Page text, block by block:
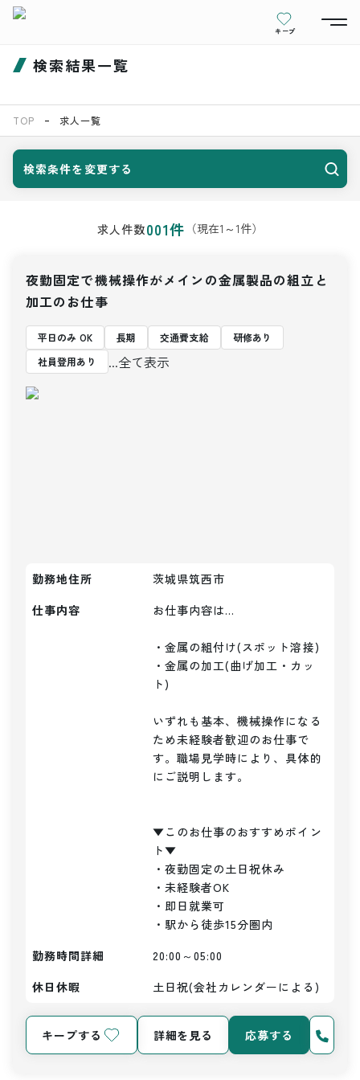
キープ
検索結果一覧
TOP 求人一覧
検索条件を変更する
求人件数001件 （現在1 ～1件）
夜勤固定で機械操作がメインの金属製品の組立と
加工のお仕事
平日のみ OK 長期 交通費支給
研修あり
社員登用あり
...全て表示
勤務地住所
茨城県筑西市
仕事内容
お仕事内容は...
・金属の組付け(スポット溶接)
・金属の加工(曲げ加工・カッ
ト)
いずれも基本、機械操作になる
ため未経験者歓迎のお仕事で
す。職場見学時により、具体的
にご説明します。
▼このお仕事のおすすめポイン
ト▼
・夜勤固定の土日祝休み
・未経験者OK
・即日就業可
・駅から徒歩15分圏内
勤務時間詳細
20:00～05:00
休日休暇
土日祝(会社カレンダーによる)
キープする 詳細を見る 応募する